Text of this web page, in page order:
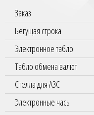
Заказ
Бегущая строка
Электронное табло
Табло обмена валют
Стелла для АЗС
Электронные часы